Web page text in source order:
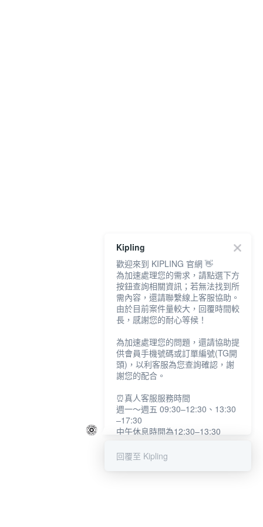
Kipling
歡迎來到 KIPLING 官網 👋
為加速處理您的需求，請點選下方
按鈕查詢相關資訊；若無法找到所
需內容，還請聯繫線上客服協助。
由於目前案件量較大，回覆時間較
長，感謝您的耐心等候！
為加速處理您的問題，還請協助提
供會員手機號碼或訂單編號(TG開
頭)，以利客服為您查詢確認，謝
謝您的配合。
⏰真人客服服務時間
週一～週五 09:30–12:30、13:30
–17:30
中午休息時間為12:30–13:30
提醒您：系統會自動已讀訊息，如
回覆至 Kipling